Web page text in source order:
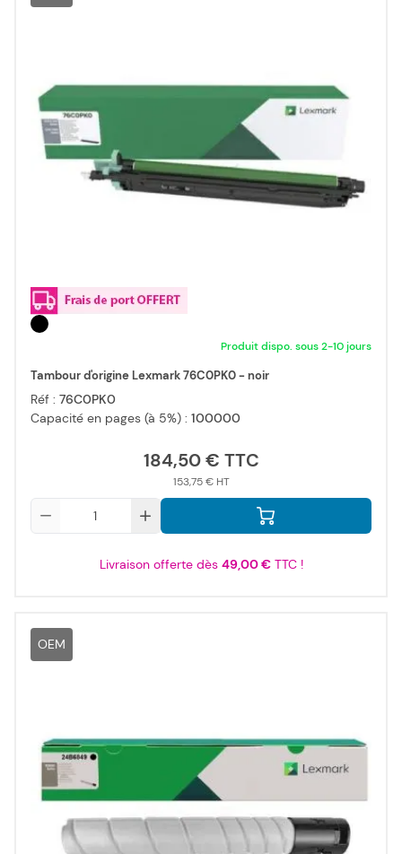
Produit dispo. sous 2-10 jours
Tambour d'origine Lexmark 76C0PK0 - noir
Réf : 76C0PK0
Capacité en pages (à 5%) : 100000
184,50 €
153,75 €
Livraison offerte dès 49,00 €TTC !
OEM